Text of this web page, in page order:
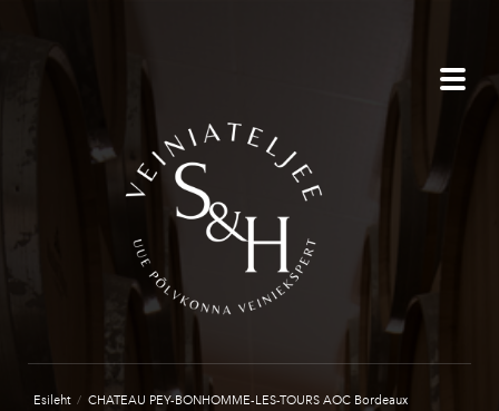
Esileht / CHATEAU PEY-BONHOMME-LES-TOURS AOC Bordeaux